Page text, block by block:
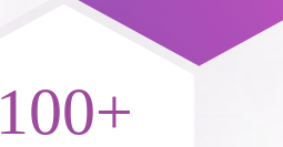
100+